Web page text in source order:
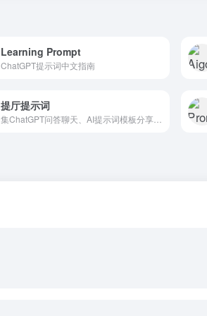
Learning Prompt
ChatGPT提示词中文指南
提厅提示词